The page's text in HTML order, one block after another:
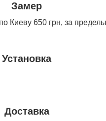
Замер
Киеву 650 грн, за
Установка
Доставка